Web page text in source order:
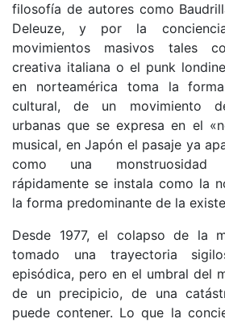
filosofía de autores como
Deleuze, y por la
movimientos masivos tales
creativa italiana o el punk
en norteamérica toma la
cultural, de un movimiento
urbanas que se expresa en el
musical, en Japón el pasaje ya
como una monstruosidad
rápidamente se instala como la
la forma predominante de la
Desde 1977, el colapso de la
tomado una trayectoria
episódica, pero en el umbral del
de un precipicio, de una
puede contener. Lo que la